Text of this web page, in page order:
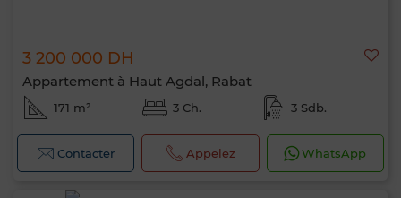
3 200 000 DH
Appartement à Haut Agdal, Rabat
171 m² 3 Ch. 3 Sdb.
Contacter Appelez WhatsApp